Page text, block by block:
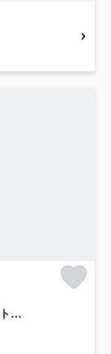
エコーバレー 内装一部リニューアル オートロック 三軒茶屋エリア